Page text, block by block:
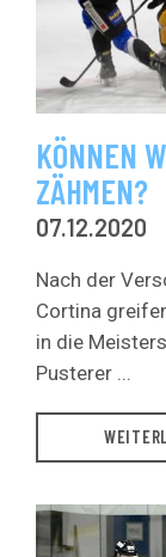
KÖNNEN
ZÄHMEN?
07.12.2020
Nach der
Cortina
in die
Pusterer ...